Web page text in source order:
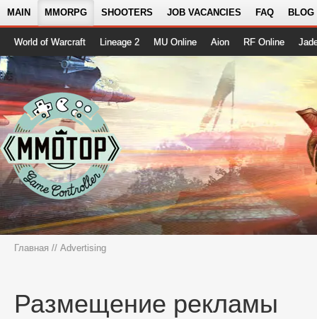
MAIN MMORPG SHOOTERS JOB VACANCIES FAQ BLOG
World of Warcraft Lineage 2 MU Online Aion RF Online
Главная // Advertising
Размещение рекламы